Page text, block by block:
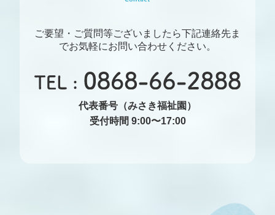
ご要望・ご質問等ございましたら下記連絡先ま
でお気軽にお問い合わせください。
代表番号（みさき福祉園）
受付時間 9:00〜17:00